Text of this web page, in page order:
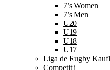
7’s Women
7’s Men
U20
U19
U18
U17
Liga de Rugby
Competiții